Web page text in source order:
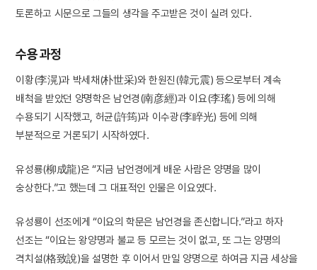
토론하고 시문으로 그들의 생각을 주고받은 것이 실려 있다.
수용 과정
이황(李滉)과 박세채(朴世采)와 한원진(韓元震) 등으로부터 계속
배척을 받았던 양명학은 남언경(南彦經)과 이요(李瑤) 등에 의해
수용되기 시작했고, 허균(許筠)과 이수광(李睟光) 등에 의해
부분적으로 거론되기 시작하였다.
유성룡(柳成龍)은 “지금 남언경에게 배운 사람은 양명을 많이
숭상한다.”고 했는데 그 대표적인 인물은 이요였다.
유성룡이 선조에게 “이요의 학문은 남언경을 존신합니다.”라고 하자
선조는 “이요는 왕양명과 불교 등 모르는 것이 없고, 또 그는 양명의
격치설(格致說)을 설명한 후 이어서 만일 양명으로 하여금 지금 세상을